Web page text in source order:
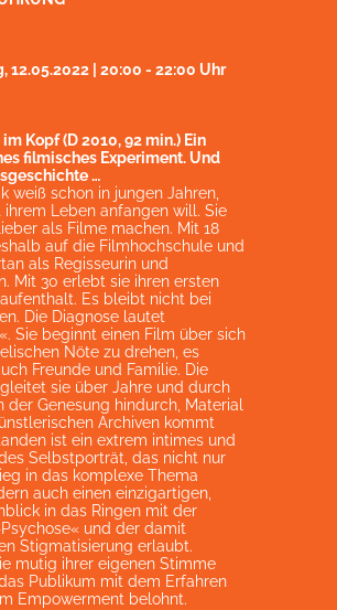
12.05.2022 | 20:00 - 22:00 Uhr
Kopf (D 2010, 92 min.) Ein
filmisches Experiment. Und
…
weiß schon in jungen Jahren,
ihrem Leben anfangen will. Sie
als Filme machen. Mit 18
auf die Filmhochschule und
als Regisseurin und
Mit 30 erlebt sie ihren ersten
Es bleibt nicht bei
Die Diagnose lautet
Sie beginnt einen Film über sich
Nöte zu drehen, es
Freunde und Familie. Die
sie über Jahre und durch
der Genesung hindurch, Material
Archiven kommt
ist ein extrem intimes und
Selbstporträt, das nicht nur
in das komplexe Thema
auch einen einzigartigen,
in das Ringen mit der
und der damit
Stigmatisierung erlaubt.
mutig ihrer eigenen Stimme
Publikum mit dem Erfahren
Empowerment belohnt.